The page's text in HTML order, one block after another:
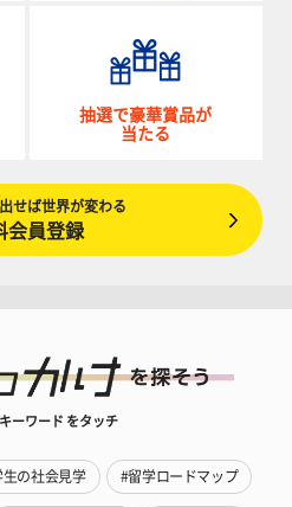
抽選で豪華賞品が
当たる
せば世界が変わる
会員登録
ーワード をタッチ
生の社会見学 #留学ロードマップ